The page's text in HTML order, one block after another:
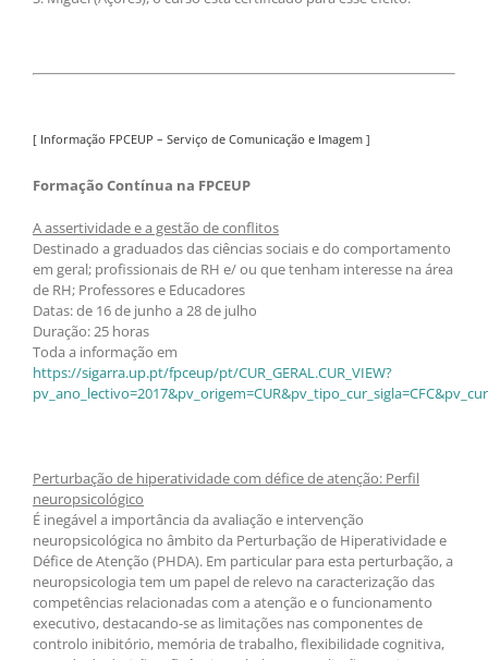
[ Informação FPCEUP – Serviço de Comunicação e Imagem ]
Formação Contínua na FPCEUP
A assertividade e a gestão de conflitos
Destinado a graduados das ciências sociais e do comportamento
em geral; profissionais de RH e/ ou que tenham interesse na área
de RH; Professores e Educadores
Datas: de 16 de junho a 28 de julho
Duração: 25 horas
Toda a informação em
https://sigarra.up.pt/fpceup/pt/CUR_GERAL.CUR_VIEW?
Perturbação de hiperatividade com défice de atenção: Perfil
neuropsicológico
É inegável a importância da avaliação e intervenção
neuropsicológica no âmbito da Perturbação de Hiperatividade e
Défice de Atenção (PHDA). Em particular para esta perturbação, a
neuropsicologia tem um papel de relevo na caracterização das
competências relacionadas com a atenção e o funcionamento
executivo, destacando-se as limitações nas componentes de
controlo inibitório, memória de trabalho, flexibilidade cognitiva,